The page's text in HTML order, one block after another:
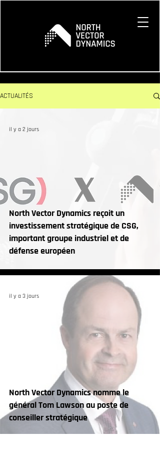
ACTUALITÉS
North Vector Dynamics reçoit un
investissement stratégique de CSG,
important groupe industriel et de
défense européen
il y a 2 jours
North Vector Dynamics nomme le
général Tom Lawson au poste de
conseiller stratégique
il y a 3 jours